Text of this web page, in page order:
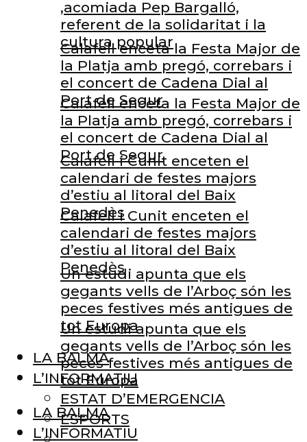
Calafell enceta la Festa Major de
la Platja amb pregó, correbars i
el concert de Cadena Dial al
Port de Segur
Calafell i Cunit enceten el
calendari de festes majors
d’estiu al litoral del Baix
Penedès
Un estudi apunta que els
gegants vells de l’Arboç són les
peces festives més antigues de
tot Europa
LA BALMA
L’INFORMATIU
ESTAT D’EMERGENCIA
ESPORTS
,acomiada Pep Bargalló,
referent de la solidaritat i la
cultura popular
Calafell enceta la Festa Major de
la Platja amb pregó, correbars i
el concert de Cadena Dial al
Port de Segur
Calafell i Cunit enceten el
calendari de festes majors
d’estiu al litoral del Baix
Penedès
Un estudi apunta que els
gegants vells de l’Arboç són les
peces festives més antigues de
tot Europa
LA BALMA
L’INFORMATIU